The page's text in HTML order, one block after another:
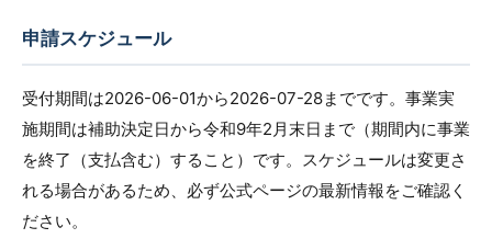
申請スケジュール
受付期間は2026-06-01から2026-07-28までです。事業実
施期間は補助決定日から令和9年2月末日まで（期間内に事業
を終了（支払含む）すること）です。スケジュールは変更さ
れる場合があるため、必ず公式ページの最新情報をご確認く
ださい。